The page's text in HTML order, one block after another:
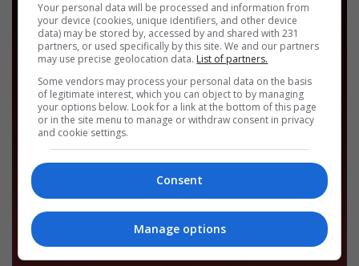
Your personal data will be processed and information from
your device (cookies, unique identifiers, and other device
data) may be stored by, accessed by and shared with 231
partners, or used specifically by this site. We and our partners
may use precise geolocation data. List of partners.
Some vendors may process your personal data on the basis
of legitimate interest, which you can object to by managing
your options below. Look for a link at the bottom of this page
or in the site menu to manage or withdraw consent in privacy
and cookie settings.
Consent
Manage options